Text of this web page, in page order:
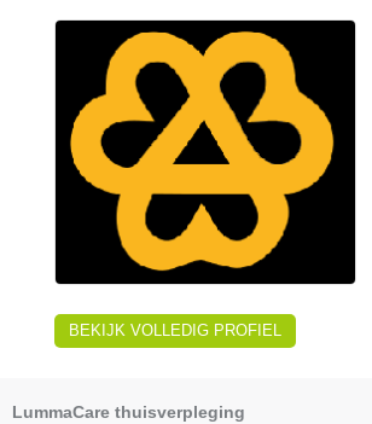
BEKIJK VOLLEDIG PROFIEL
LummaCare thuisverpleging